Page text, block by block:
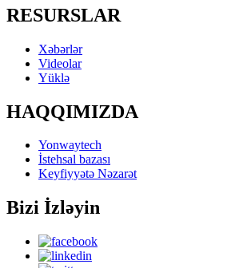
RESURSLAR
Xəbərlər
Videolar
Yüklə
HAQQIMIZDA
Yonwaytech
İstehsal bazası
Keyfiyyətə Nəzarət
Bizi İzləyin